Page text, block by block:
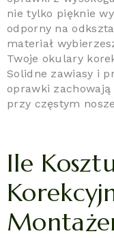
nie tylko pięknie
odporny na
materiał
Twoje okulary
Solidne zawiasy i
oprawki
przy częstym
Ile